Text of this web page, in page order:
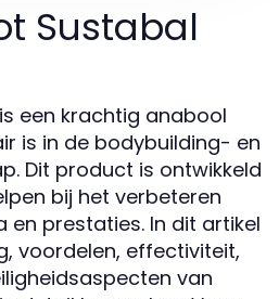
Sustabal
een krachtig anabool
is in de bodybuilding- en
Dit product is ontwikkeld
bij het verbeteren
en prestaties. In dit artikel
voordelen, effectiviteit,
van